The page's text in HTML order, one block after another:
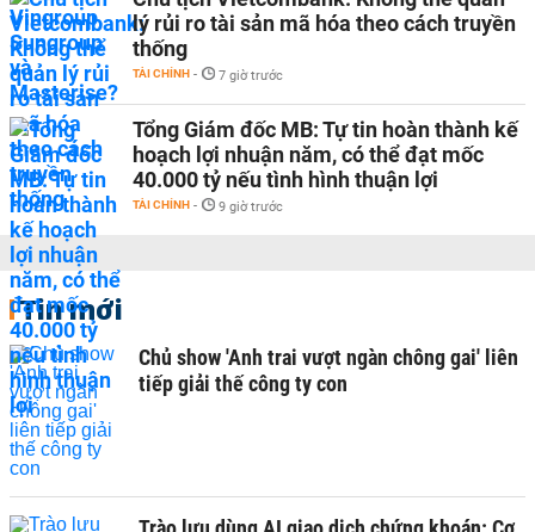
lý rủi ro tài sản mã hóa theo cách truyền
thống
TÀI CHÍNH - 7 giờ trước
Tổng Giám đốc MB: Tự tin hoàn thành kế
hoạch lợi nhuận năm, có thể đạt mốc
40.000 tỷ nếu tình hình thuận lợi
TÀI CHÍNH - 9 giờ trước
Tin mới
Chủ show 'Anh trai vượt ngàn chông gai' liên
tiếp giải thế công ty con